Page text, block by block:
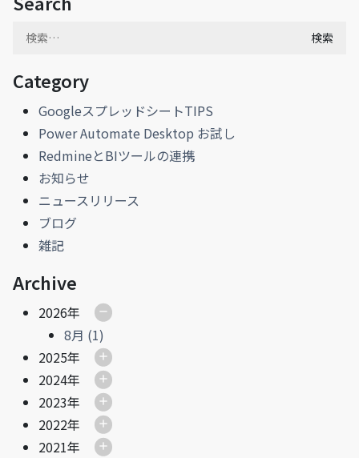
Category
GoogleスプレッドシートTIPS
Power Automate Desktop お試し
RedmineとBIツールの連携
お知らせ
ニュースリリース
ブログ
雑記
Archive
2026年
8月 (1)
2025年
2024年
2023年
2022年
2021年